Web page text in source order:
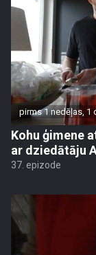
pirms 1 nedēļas, 1
Kohu ģimene
ar dziedātāju
37. epizode